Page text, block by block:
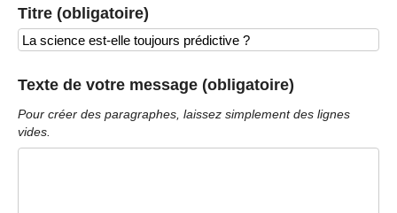
Titre (obligatoire)
Texte de votre message (obligatoire)
Pour créer des paragraphes, laissez simplement des lignes
vides.